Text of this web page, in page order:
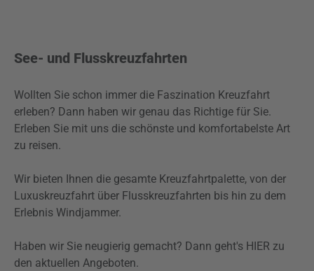
See- und Flusskreuzfahrten
Wollten Sie schon immer die Faszination Kreuzfahrt
erleben? Dann haben wir genau das Richtige für Sie.
Erleben Sie mit uns die schönste und komfortabelste Art
zu reisen.
Wir bieten Ihnen die gesamte Kreuzfahrtpalette, von der
Luxuskreuzfahrt über Flusskreuzfahrten bis hin zu dem
Erlebnis Windjammer.
Haben wir Sie neugierig gemacht? Dann geht's HIER zu
den aktuellen Angeboten.